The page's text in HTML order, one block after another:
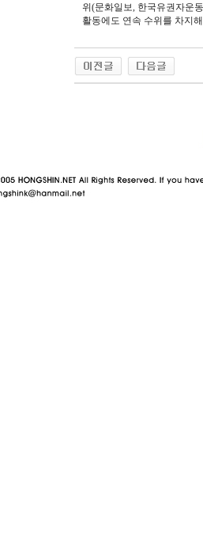
위(문화일보, 한국유권자운
활동에도 연속 수위를 차지